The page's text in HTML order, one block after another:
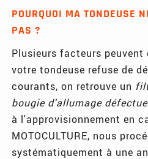
POURQUOI MA TONDEUSE
PAS ?
Plusieurs facteurs peuvent
votre tondeuse refuse de
courants, on retrouve un
bougie d'allumage
à l'approvisionnement en
MOTOCULTURE, nous
systématiquement à une